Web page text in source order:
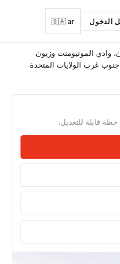
الدخول 🇸🇦 ar
وادي المونيومنت وزيون
غرب الولايات المتحدة
قابلة للتعديل.